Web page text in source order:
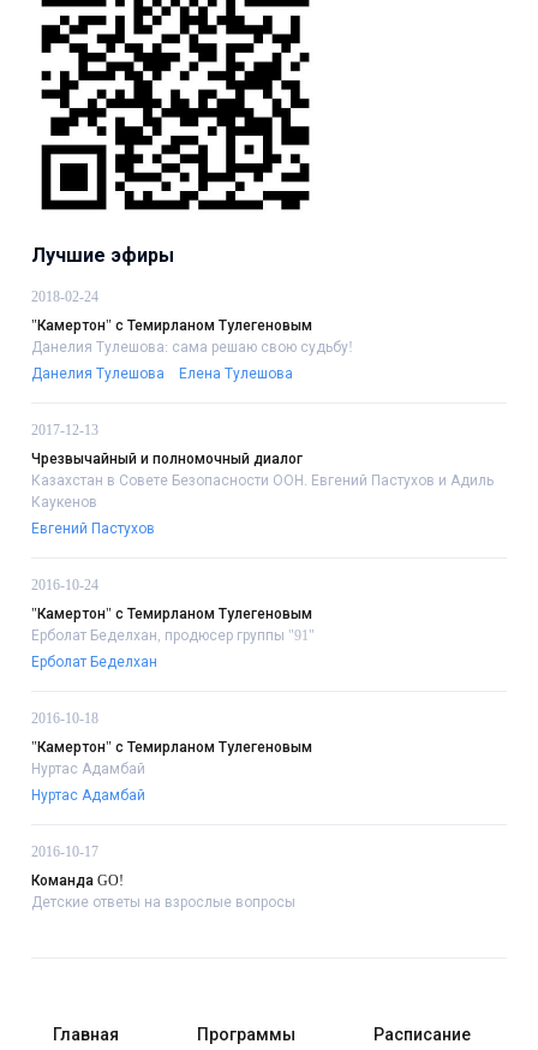
Лучшие эфиры
2018-02-24
"Камертон" с Темирланом Тулегеновым
Данелия Тулешова: сама решаю свою судьбу!
Данелия Тулешова
Елена Тулешова
2017-12-13
Чрезвычайный и полномочный диалог
Казахстан в Совете Безопасности ООН. Евгений Пастухов и Адиль
Каукенов
Евгений Пастухов
2016-10-24
"Камертон" с Темирланом Тулегеновым
Ерболат Беделхан, продюсер группы "91"
Ерболат Беделхан
2016-10-18
"Камертон" с Темирланом Тулегеновым
Нуртас Адамбай
Нуртас Адамбай
2016-10-17
Команда GO!
Детские ответы на взрослые вопросы
Главная Программы Расписание